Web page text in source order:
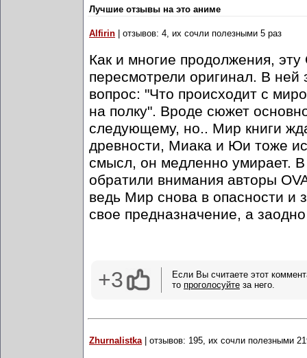
Лучшие отзывы на это аниме
Alfirin | отзывов: 4, их сочли полезными 5 раз
Как и многие продолжения, эту
пересмотрели оригинал. В ней
вопрос: "Что происходит с
на полку". Вроде сюжет
следующему, но.. Мир книги
древности, Миака и Юи тоже
смысл, он медленно умирает.
обратили внимания авторы
ведь Мир снова в опасности и
свое предназначение, а
+3
Если Вы считаете этот
то проголосуйте за него.
Zhurnalistka| отзывов: 195, их сочли полезными